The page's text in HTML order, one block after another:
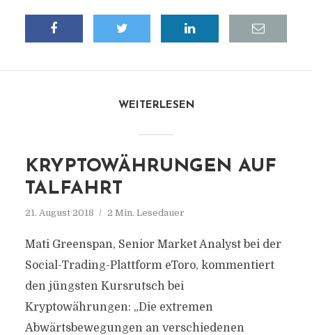
WEITERLESEN
KRYPTOWÄHRUNGEN AUF
TALFAHRT
21. August 2018 2 Min. Lesedauer
Mati Greenspan, Senior Market Analyst bei der
Social-Trading-Plattform eToro, kommentiert
den jüngsten Kursrutsch bei
Kryptowährungen: „Die extremen
Abwärtsbewegungen an verschiedenen